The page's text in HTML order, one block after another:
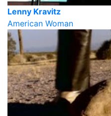
Lenny Kravitz
American Woman